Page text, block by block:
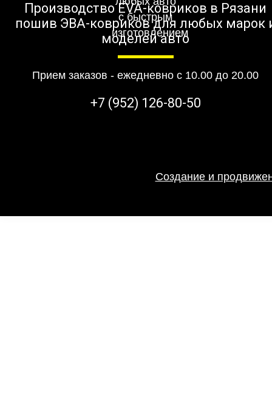
Производство EVA-ковриков в Рязани
пошив ЭВА-ковриков для любых марок
моделей авто
Прием заказов - ежедневно с 10.00 до 20.00
+7 (952) 126-80-50
Создание и